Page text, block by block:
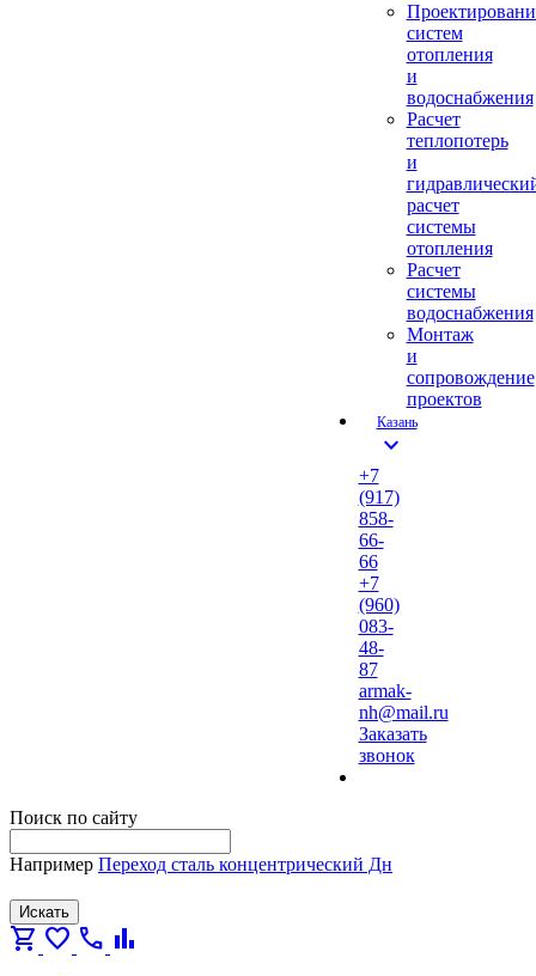
систем
отопления
и
водоснабжения
Расчет
теплопотерь
и
расчет
системы
отопления
Расчет
системы
водоснабжения
Монтаж
и
сопровождение
проектов
Казань
expand_more
+7
(917)
858-
66-
66
+7
(960)
083-
48-
87
armak-
nh@mail.ru
Заказать
звонок
Поиск по сайту
Например Переход сталь концентрический Дн
Искать
shopping_cart favorite call bar_chart